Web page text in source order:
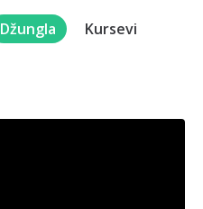
Džungla Kursevi